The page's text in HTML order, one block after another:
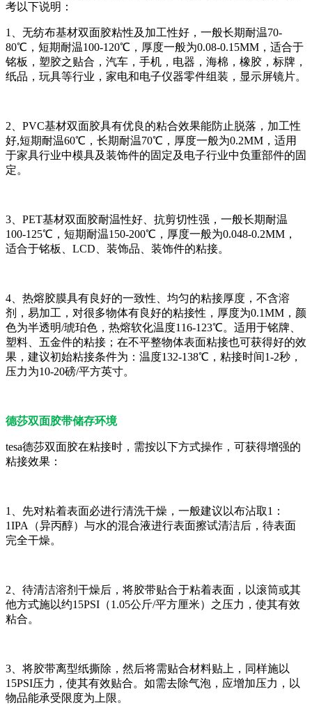
考以下说明：
1、无纺布基材双面胶粘性及加工性好，一般长期耐温70-
80℃，短期耐温100-120℃，厚度一般为0.08-0.15MM，适合于
铭板，塑胶之贴合，汽车，手机，电器，海棉，橡胶，标牌，
纸品，玩具等行业，家电和电子仪器零件组装，显示屏镜片。
2、PVC基材双面胶具有优良的粘合效果能防止脱落，加工性
好,短期耐温60℃，长期耐温70℃，厚度一般为0.2MM，适用
于家具行业中模具及装饰件的固定及电子行业中负重部件的固
定。
3、PET基材双面胶耐温性好、抗剪切性强，一般长期耐温
100-125℃，短期耐温150-200℃，厚度一般为0.048-0.2MM，
适合于铭板、LCD、装饰品、装饰件的粘接。
4、热熔胶膜具有良好的一致性、均匀的粘接厚度，不含溶
剂，易加工，对很多物体有良好的粘接性，厚度为0.1MM，颜
色为半透明/琥珀色，热熔软化温度116-123℃。适用于铭牌、
塑料、五金件的粘接；在不平整物体表面粘接也可获得好的效
果，建议初始粘接条件为：温度132-138℃，粘接时间1-2秒，
压力为10-20磅/平方英寸。
德莎双面胶带储存环境
tesa德莎双面胶在粘接时，需按以下方式操作，可获得增强的
粘接效果：
1、先对粘着表面必进行清洗干燥，一般建议以布沾取1：
1IPA（异丙醇）与水的混合液进行表面擦试清洁后，待表面
完全干燥。
2、待清洁溶剂干燥后，将胶带贴合于粘着表面，以滚筒或其
他方式施以约15PSI（1.05公斤/平方厘米）之压力，使其有效
粘合。
3、将胶带离型纸撕除，然后将需贴合材料贴上，同样施以
15PSI压力，使其有效贴合。如需去除气泡，应增加压力，以
物品能承受限度为上限。